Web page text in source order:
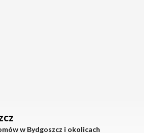
w Bydgoszcz i okolicach